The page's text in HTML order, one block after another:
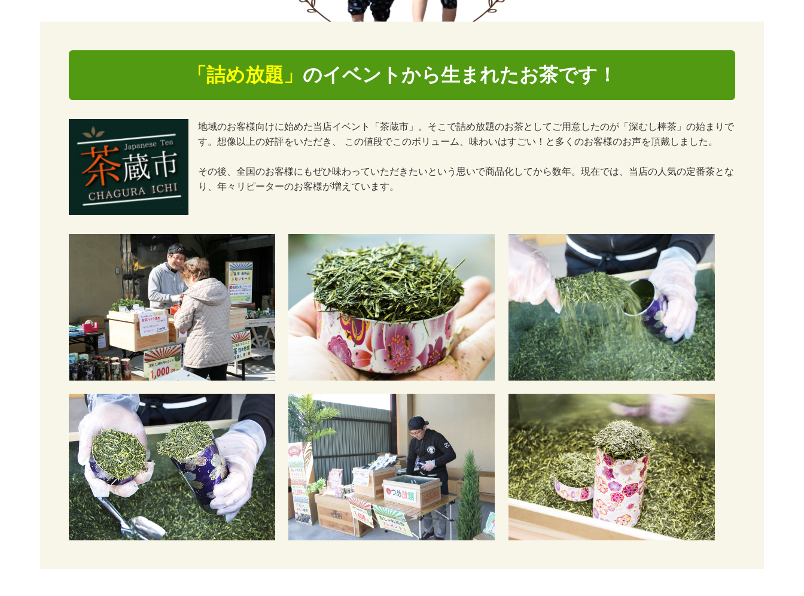
「詰め放題」 のイベントから生まれたお茶です！
地域のお客様向けに始めた当店イベント「茶蔵市」。そこで詰め放題のお茶としてご用意したのが「深むし棒茶」の始まりで
す。想像以上の好評をいただき、 この値段でこのボリューム、味わいはすごい！と多くのお客様のお声を頂戴しました。
その後、全国のお客様にもぜひ味わっていただきたいという思いで商品化してから数年。現在では、当店の人気の定番茶とな
り、年々リピーターのお客様が増えています。